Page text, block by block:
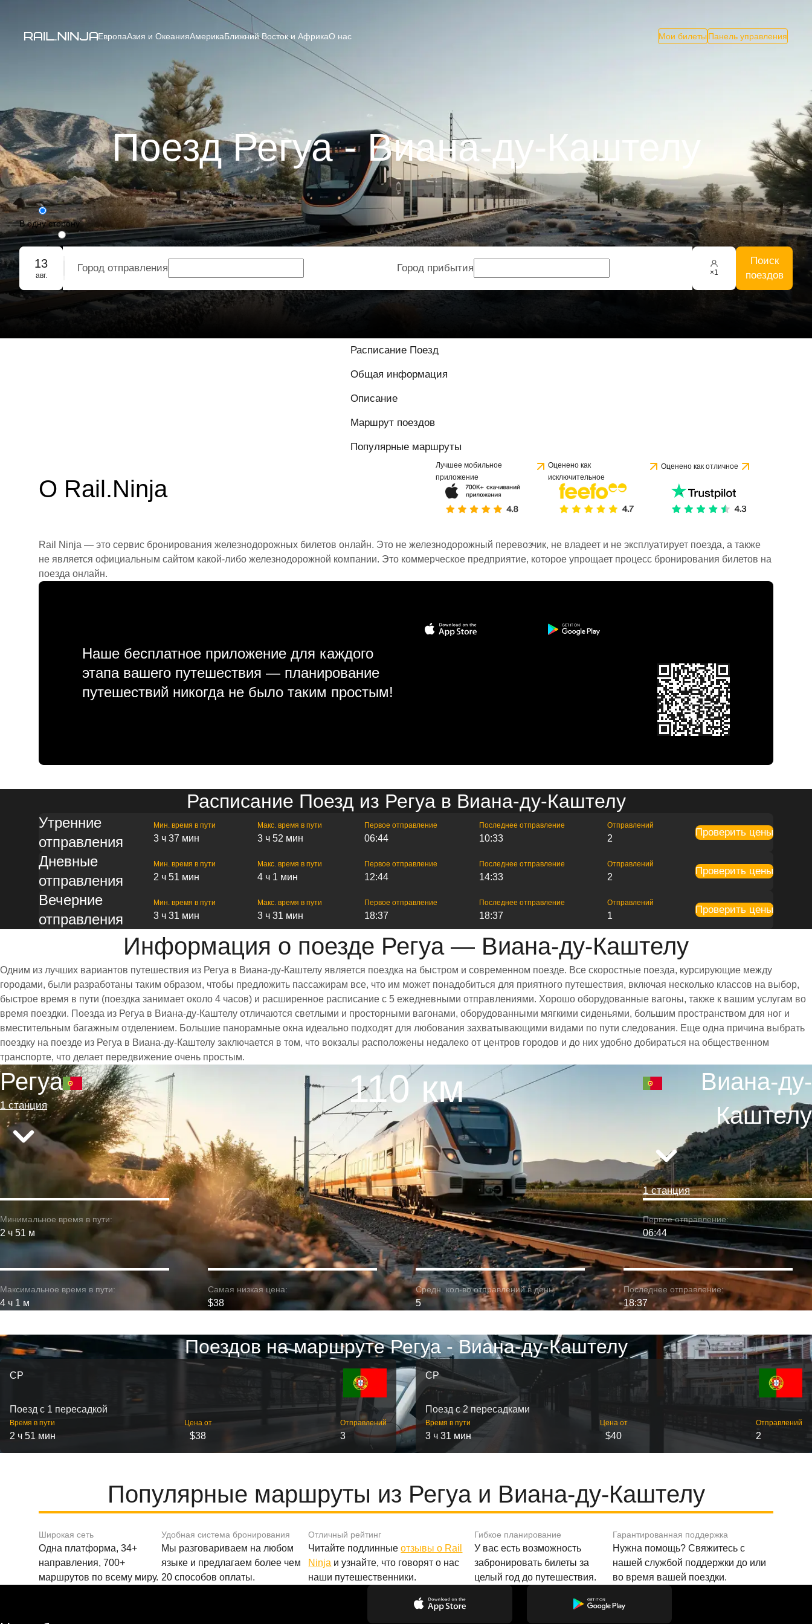
ЕвропаАзия и ОкеанияАмерикаБлижний Восток и АфрикаО нас Мои билеты Панель управления
Поезд Регуа - Виана-ду-Каштелу
В одну сторону
Туда-обратно
Групповое бронирование
13
авг.
Город отправления Город прибытия ×1
Поиск
поездов
Расписание Поезд
Общая информация
Описание
Маршрут поездов
Популярные маршруты
О Rail.Ninja
Лучшее мобильное
приложение
Оценено как
исключительное
Оценено как отличное
Rail Ninja — это сервис бронирования железнодорожных билетов онлайн. Это не железнодорожный перевозчик, не владеет и не эксплуатирует поезда, а также
не является официальным сайтом какой-либо железнодорожной компании. Это коммерческое предприятие, которое упрощает процесс бронирования билетов на
поезда онлайн.
Наше бесплатное приложение для каждого
этапа вашего путешествия — планирование
путешествий никогда не было таким простым!
Расписание Поезд из Регуа в Виана-ду-Каштелу
Утренние
отправления
Мин. время в пути
3 ч 37 мин
Макс. время в пути
3 ч 52 мин
Первое отправление
06:44
Последнее отправление
10:33
Отправлений
2
Проверить цены
Дневные
отправления
Мин. время в пути
2 ч 51 мин
Макс. время в пути
4 ч 1 мин
Первое отправление
12:44
Последнее отправление
14:33
Отправлений
2
Проверить цены
Вечерние
отправления
Мин. время в пути
3 ч 31 мин
Макс. время в пути
3 ч 31 мин
Первое отправление
18:37
Последнее отправление
18:37
Отправлений
1
Проверить цены
Информация о поезде Регуа — Виана-ду-Каштелу
Одним из лучших вариантов путешествия из Регуа в Виана-ду-Каштелу является поездка на быстром и современном поезде. Все скоростные поезда, курсирующие между
городами, были разработаны таким образом, чтобы предложить пассажирам все, что им может понадобиться для приятного путешествия, включая несколько классов на выбор,
быстрое время в пути (поездка занимает около 4 часов) и расширенное расписание с 5 ежедневными отправлениями. Хорошо оборудованные вагоны, также к вашим услугам во
время поездки. Поезда из Регуа в Виана-ду-Каштелу отличаются светлыми и просторными вагонами, оборудованными мягкими сиденьями, большим пространством для ног и
вместительным багажным отделением. Большие панорамные окна идеально подходят для любования захватывающими видами по пути следования. Еще одна причина выбрать
поездку на поезде из Регуа в Виана-ду-Каштелу заключается в том, что вокзалы расположены недалеко от центров городов и до них удобно добираться на общественном
транспорте, что делает передвижение очень простым.
Регуа
1 станция 110 км
Виана-ду-
Каштелу
1 станция
Минимальное время в пути:
2 ч 51 м
Первое отправление:
06:44
Максимальное время в пути:
4 ч 1 м
Самая низкая цена:
$38
Средн. кол-во отправлений в день:
5
Последнее отправление:
18:37
Поездов на маршруте Регуа - Виана-ду-Каштелу
CP
Поезд с 1 пересадкой
Время в пути
2 ч 51 мин
Цена от
$38
Отправлений
3
CP
Поезд с 2 пересадками
Время в пути
3 ч 31 мин
Цена от
$40
Отправлений
2
Популярные маршруты из Регуа и Виана-ду-Каштелу
Широкая сеть
Одна платформа, 34+
направления, 700+
маршрутов по всему миру.
Удобная система бронирования
Мы разговариваем на любом
языке и предлагаем более чем
20 способов оплаты.
Отличный рейтинг
Читайте подлинныеотзывы о Rail
Ninja и узнайте, что говорят о нас
наши путешественники.
Гибкое планирование
У вас есть возможность
забронировать билеты за
целый год до путешествия.
Гарантированная поддержка
Нужна помощь? Свяжитесь с
нашей службой поддержки до или
во время вашей поездки.